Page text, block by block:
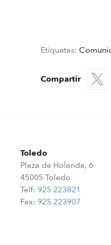
Etiquetas:
Compartir
Toledo
Plaza de Holanda, 6
45005 Toledo
Telf: 925 223821
Fax: 925 223907